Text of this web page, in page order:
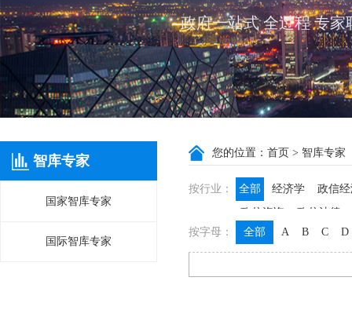
政府一站式 全过程 专
智库专家
国家智库专家
国际智库专家
您的位置： 首页 > 智库专家
按行业： 全部 经济学
政信
政信咨询
政信法律
按字母：
全部 A B C D